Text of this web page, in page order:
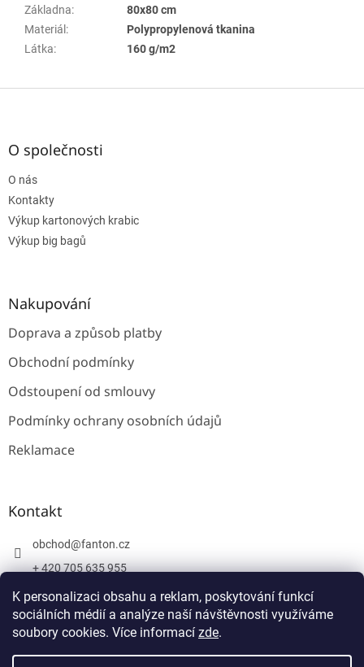
K personalizaci obsahu a reklam, poskytování funkcí
sociálních médií a analýze naší návštěvnosti využíváme
soubory cookies. Více informací zde.
Základna:
80x80 cm
Materiál :
Polypropylenová tkanina
Látka: 160 g/m2
Z
O společnosti
O nás
Kontakty
Výkup kartonových krabic
Výkup big bagů
Nakupování
Doprava a způsob platby
Obchodní podmínky
Odstoupení od smlouvy
Podmínky ochrany osobních údajů
Reklamace
Kontakt
obchod@fanton.cz
+ 420 705 635 955
+ 420 705 635 951